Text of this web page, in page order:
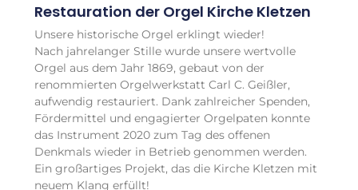
Restauration der Orgel Kirche Kletzen
Unsere historische Orgel erklingt wieder!
Nach jahrelanger Stille wurde unsere wertvolle
Orgel aus dem Jahr 1869, gebaut von der
renommierten Orgelwerkstatt Carl C. Geißler,
aufwendig restauriert. Dank zahlreicher Spenden,
Fördermittel und engagierter Orgelpaten konnte
das Instrument 2020 zum Tag des offenen
Denkmals wieder in Betrieb genommen werden.
Ein großartiges Projekt, das die Kirche Kletzen mit
neuem Klang erfüllt!